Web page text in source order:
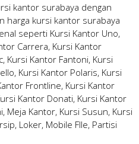
kantor surabaya dengan
harga kursi kantor surabaya
seperti Kursi Kantor Uno,
Carrera, Kursi Kantor
Kursi Kantor Fantoni, Kursi
Kursi Kantor Polaris, Kursi
Frontline, Kursi Kantor
Kantor Donati, Kursi Kantor
Meja Kantor, Kursi Susun, Kursi
Loker, Mobile FIle, Partisi